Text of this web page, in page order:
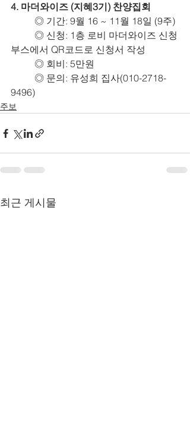
4. 마더와이즈 (지혜3기) 찬양집회
	◎ 기간: 9월 16 ~ 11월 18일 (9주)
부스에서 QR코드로 신청서 작성
	◎ 회비: 5만원
9496)
주보
최근 게시물